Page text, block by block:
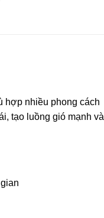
hợp nhiều phong cách
tạo luồng gió mạnh và